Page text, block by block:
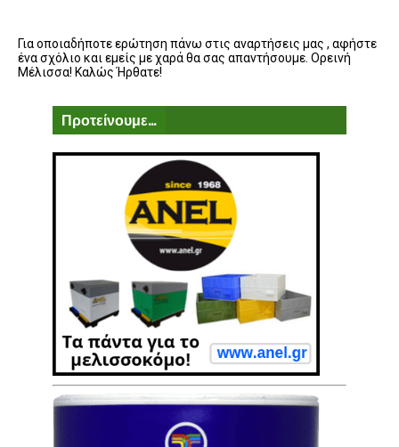
Για οποιαδήποτε ερώτηση πάνω στις αναρτήσεις μας , αφήστε
ένα σχόλιο και εμείς με χαρά θα σας απαντήσουμε. Ορεινή
Μέλισσα! Καλώς Ήρθατε!
Προτείνουμε...